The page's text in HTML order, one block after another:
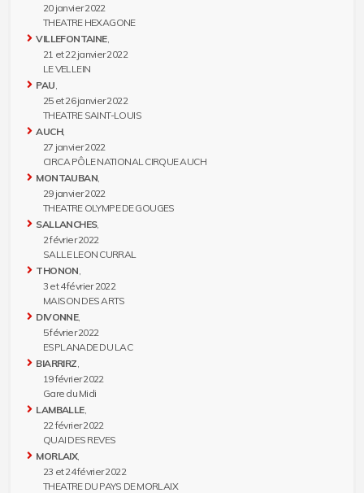
20 janvier 2022
THEATRE HEXAGONE
VILLEFONTAINE,
21 et 22 janvier 2022
LE VELLEIN
PAU
25 et 26 janvier 2022
THEATRE SAINT-LOUIS
AUCH,
27 janvier 2022
CIRCA PÔLE NATIONAL CIRQUE AUCH
MONTAUBAN
29 janvier 2022
THEATRE OLYMPE DE GOUGES
SALLANCHES,
2 février 2022
SALLE LEON CURRAL
THONON
3 et 4 février 2022
MAISON DES ARTS
DIVONNE,
5 février 2022
ESPLANADE DU LAC
BIARRIRZ
19 février 2022
Gare du Midi
LAMBALLE,
22 février 2022
QUAI DES REVES
MORLAIX,
23 et 24 février 2022
THEATRE DU PAYS DE MORLAIX